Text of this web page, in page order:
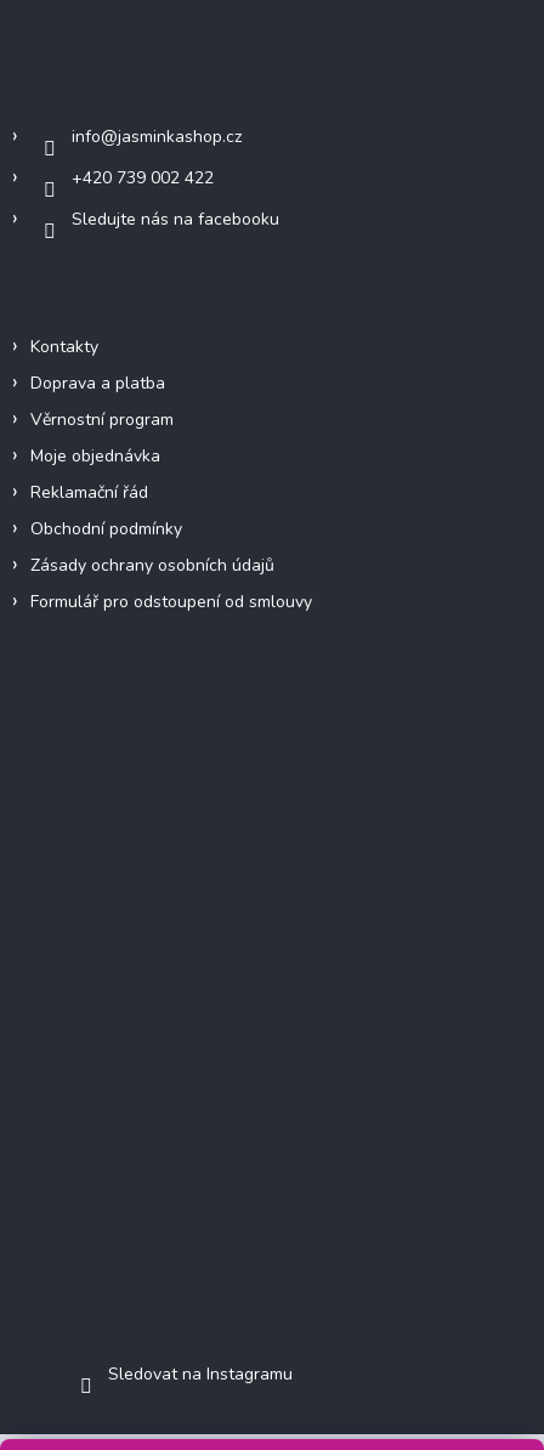
info@jasminkashop.cz
+420 739 002 422
Sledujte nás na facebooku
Kontakty
Doprava a platba
Věrnostní program
Moje objednávka
Reklamační řád
Obchodní podmínky
Zásady ochrany osobních údajů
Formulář pro odstoupení od smlouvy
Sledovat na Instagramu